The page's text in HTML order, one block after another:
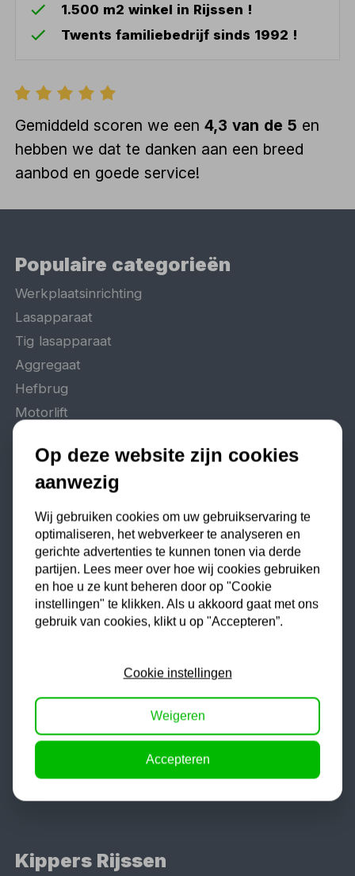
1.500 m2 winkel in Rijssen !
Twents familiebedrijf sinds 1992 !
Gemiddeld scoren we een4,3 van de 5 en
hebben we dat te danken aan een breed
aanbod en goede service!
Populaire categorieën
Werkplaatsinrichting
Lasapparaat
Tig lasapparaat
Aggregaat
Hefbrug
Motorlift
Heftafel
Algemeen
Veelgestelde vragen
Offerte aanvragen
Reparatie en garantie
Vacatures
Verzenden en levering
Bestellen en betalen
Algemene voorwaarden
Over ons
Bestelling herroepen / annuleren
Contact
Kippers Rijssen
Op deze website zijn cookies
aanwezig
Wij gebruiken cookies om uw gebruikservaring te
optimaliseren, het webverkeer te analyseren en
gerichte advertenties te kunnen tonen via derde
partijen. Lees meer over hoe wij cookies gebruiken
en hoe u ze kunt beheren door op "Cookie
instellingen" te klikken. Als u akkoord gaat met ons
gebruik van cookies, klikt u op "Accepteren”.
Cookie instellingen
Weigeren
Accepteren